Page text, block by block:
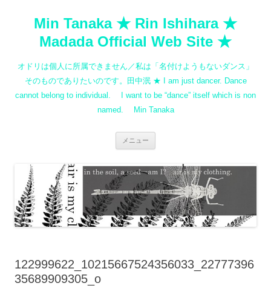
キ
ッ
Min Tanaka ★ Rin Ishihara ★
Madada Official Web Site ★
オドリは個人に所属できません／私は「名付けようもないダンス」
そのものでありたいのです。田中泯 ★ I am just dancer. Dance
cannot belong to individual. I want to be “dance” itself which is non
named. Min Tanaka
メニュー
122999622_10215667524356033_22777396
35689909305_o